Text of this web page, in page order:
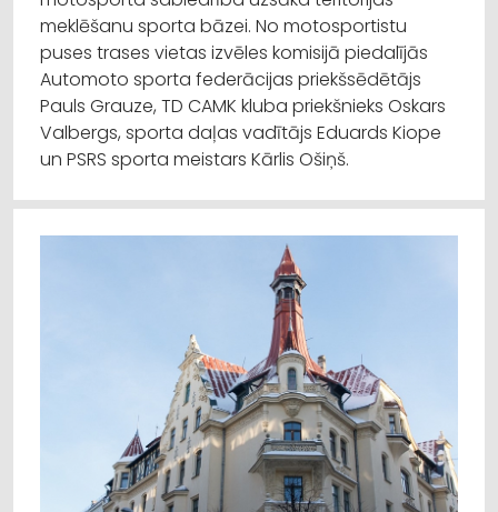
meklēšanu sporta bāzei. No motosportistu
puses trases vietas izvēles komisijā piedalījās
Automoto sporta federācijas priekšsēdētājs
Pauls Grauze, TD CAMK kluba priekšnieks Oskars
Valbergs, sporta daļas vadītājs Eduards Kiope
un PSRS sporta meistars Kārlis Ošiņš.